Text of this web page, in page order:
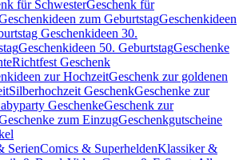
für SchwesterGeschenk für
zum GeburtstagGeschenkideen
Geschenkideen 30.
Geschenkideen 50. GeburtstagGeschenke
Richtfest Geschenk
zur HochzeitGeschenk zur goldenen
Silberhochzeit GeschenkGeschenke zur
GeschenkeGeschenk zur
zum EinzugGeschenkgutscheine
SerienComics & SuperheldenKlassiker &